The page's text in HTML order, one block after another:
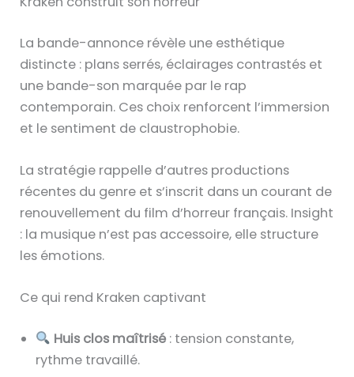
La bande-annonce révèle une esthétique
distincte : plans serrés, éclairages contrastés et
une bande-son marquée par le rap
contemporain. Ces choix renforcent l’immersion
et le sentiment de claustrophobie.
La stratégie rappelle d’autres productions
récentes du genre et s’inscrit dans un courant de
renouvellement du film d’horreur français. Insight
: la musique n’est pas accessoire, elle structure
les émotions.
Ce qui rend Kraken captivant
Huis clos maîtrisé: tension constante,
rythme travaillé.